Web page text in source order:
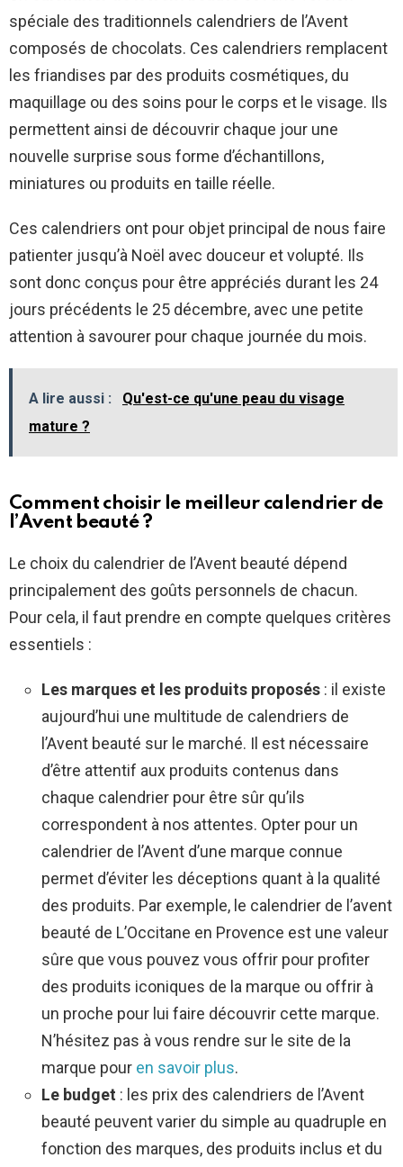
spéciale des traditionnels calendriers de l’Avent
composés de chocolats. Ces calendriers remplacent
les friandises par des produits cosmétiques, du
maquillage ou des soins pour le corps et le visage. Ils
permettent ainsi de découvrir chaque jour une
nouvelle surprise sous forme d’échantillons,
miniatures ou produits en taille réelle.
Ces calendriers ont pour objet principal de nous faire
patienter jusqu’à Noël avec douceur et volupté. Ils
sont donc conçus pour être appréciés durant les 24
jours précédents le 25 décembre, avec une petite
attention à savourer pour chaque journée du mois.
A lire aussi :
Qu'est-ce qu'une peau du visage
mature ?
Comment choisir le meilleur calendrier de
l’Avent beauté ?
Le choix du calendrier de l’Avent beauté dépend
principalement des goûts personnels de chacun.
Pour cela, il faut prendre en compte quelques critères
essentiels :
Les marques et les produits proposés : il existe
aujourd’hui une multitude de calendriers de
l’Avent beauté sur le marché. Il est nécessaire
d’être attentif aux produits contenus dans
chaque calendrier pour être sûr qu’ils
correspondent à nos attentes. Opter pour un
calendrier de l’Avent d’une marque connue
permet d’éviter les déceptions quant à la qualité
des produits. Par exemple, le calendrier de l’avent
beauté de L’Occitane en Provence est une valeur
sûre que vous pouvez vous offrir pour profiter
des produits iconiques de la marque ou offrir à
un proche pour lui faire découvrir cette marque.
N’hésitez pas à vous rendre sur le site de la
marque pour en savoir plus.
Le budget : les prix des calendriers de l’Avent
beauté peuvent varier du simple au quadruple en
fonction des marques, des produits inclus et du